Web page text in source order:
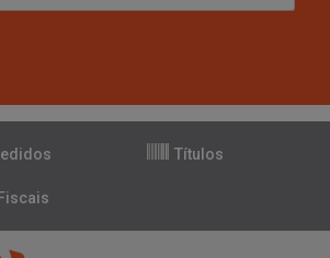
Títulos